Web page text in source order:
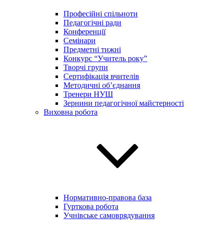
Професійні спільноти
Педагогічні ради
Конференції
Семінари
Предметні тижні
Конкурс “Учитель року”
Творчі групи
Сертифікація вчителів
Методичні об’єднання
Тренери НУШ
Зернини педагогічної майстерності
Виховна робота
Нормативно-правова база
Гурткова робота
Учнівське самоврядування